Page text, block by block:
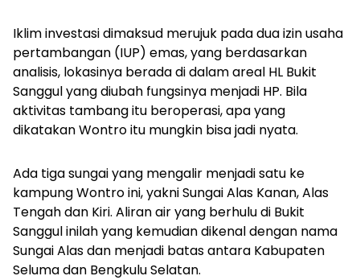
Iklim investasi dimaksud merujuk pada dua izin usaha
pertambangan (IUP) emas, yang berdasarkan
analisis, lokasinya berada di dalam areal HL Bukit
Sanggul yang diubah fungsinya menjadi HP. Bila
aktivitas tambang itu beroperasi, apa yang
dikatakan Wontro itu mungkin bisa jadi nyata.
Ada tiga sungai yang mengalir menjadi satu ke
kampung Wontro ini, yakni Sungai Alas Kanan, Alas
Tengah dan Kiri. Aliran air yang berhulu di Bukit
Sanggul inilah yang kemudian dikenal dengan nama
Sungai Alas dan menjadi batas antara Kabupaten
Seluma dan Bengkulu Selatan.